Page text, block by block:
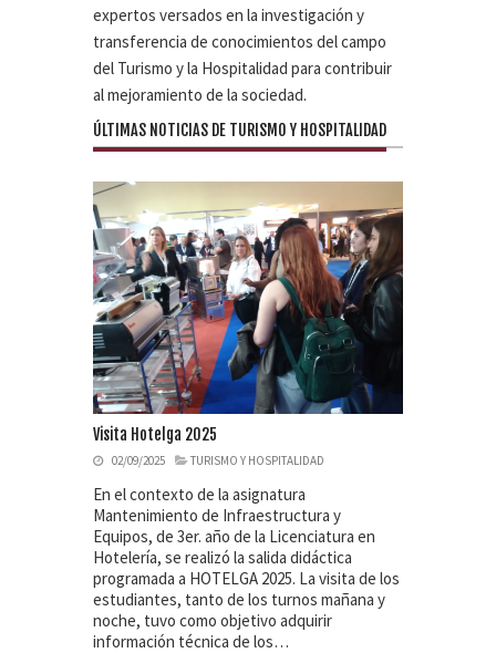
expertos versados en la investigación y
transferencia de conocimientos del campo
del Turismo y la Hospitalidad para contribuir
al mejoramiento de la sociedad.
ÚLTIMAS NOTICIAS DE TURISMO Y HOSPITALIDAD
Visita Hotelga 2025
02/09/2025 TURISMO Y HOSPITALIDAD
En el contexto de la asignatura
Mantenimiento de Infraestructura y
Equipos, de 3er. año de la Licenciatura en
Hotelería, se realizó la salida didáctica
programada a HOTELGA 2025. La visita de los
estudiantes, tanto de los turnos mañana y
noche, tuvo como objetivo adquirir
información técnica de los…